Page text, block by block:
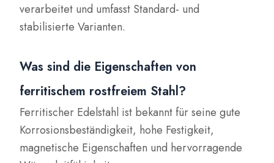
verarbeitet und umfasst Standard- und
stabilisierte Varianten.
Was sind die Eigenschaften von
ferritischem rostfreiem Stahl?
Ferritischer Edelstahl ist bekannt für seine gute
Korrosionsbeständigkeit, hohe Festigkeit,
magnetische Eigenschaften und hervorragende